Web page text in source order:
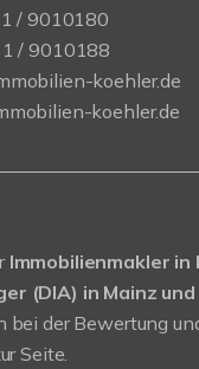
/ 9010180
/ 9010188
koehler.de
koehler.de
Immobilienmakler in
(DIA) in Mainz und
bei der Bewertung
Seite.